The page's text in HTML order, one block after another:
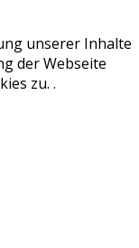
unserer Inhalte
der Webseite
zu. .